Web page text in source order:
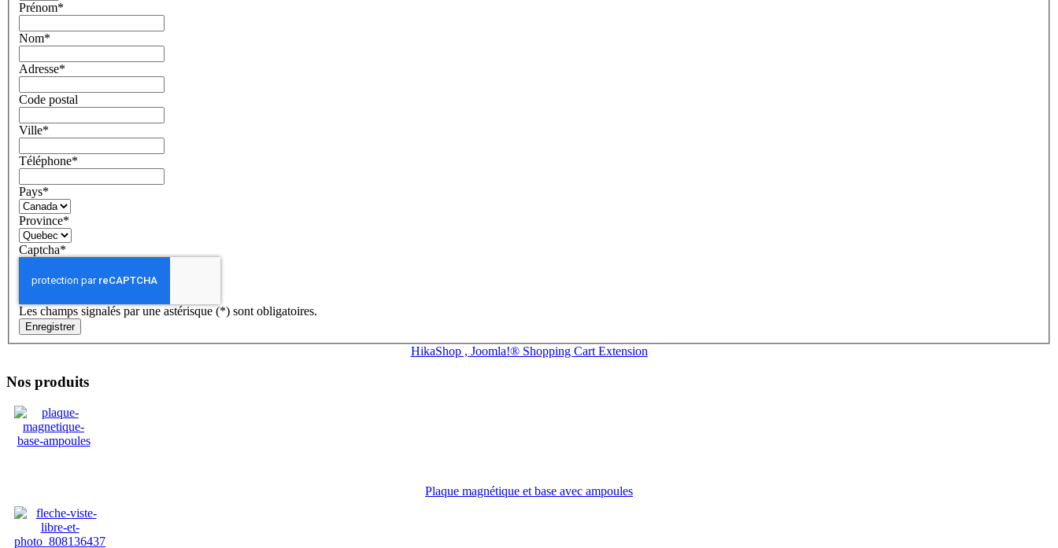
Prénom*
Nom*
Adresse*
Code postal
Ville*
Téléphone*
Pays*
Province*
Captcha*
Les champs signalés par une astérisque (*) sont obligatoires.
Enregistrer
HikaShop , Joomla!® Shopping Cart Extension
Nos produits
Plaque magnétique et base avec ampoules